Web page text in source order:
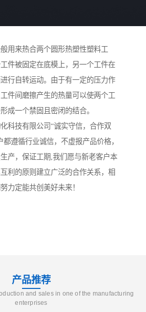
用来热合两个圆形热塑性塑料工
件被固定在底模上，另一个工件在
行自转运动。由于有一定的压力作
件间磨擦产生的热量可以使两个工
成一个禁固且密闭的结合。
科技有限公司“诚实守信，合作双
都遵循行业诚信，不虚报产品价格，
产，保证工期,我们愿与新老客户本
利的原则建立广泛的合作关系，相
力定能共创美好未来！
产品推荐
and sales in one of the manufacturing
enterprises